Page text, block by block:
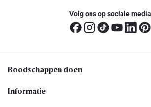
Volg ons op sociale media
Boodschappen doen
Informatie